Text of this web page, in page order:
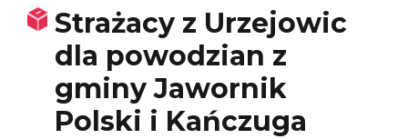
Strażacy z Urzejowic
dla powodzian z
gminy Jawornik
Polski i Kańczuga